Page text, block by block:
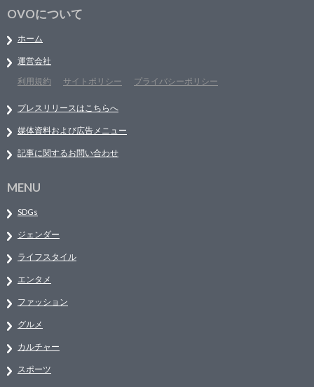
OVOについて
ホーム
運営会社
利用規約
サイトポリシー プライバシーポリシー
プレスリリースはこちらへ
媒体資料および広告メニュー
記事に関するお問い合わせ
MENU
SDGs
ジェンダー
ライフスタイル
エンタメ
ファッション
グルメ
カルチャー
スポーツ